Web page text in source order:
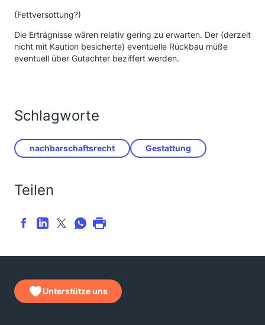
(Fettversottung?)
Die Erträgnisse wären relativ gering zu erwarten. Der (derzeit
nicht mit Kaution besicherte) eventuelle Rückbau müße
eventuell über Gutachter beziffert werden.
Schlagworte
nachbarschaftsrecht Gestattung
Teilen
Unterstütze uns